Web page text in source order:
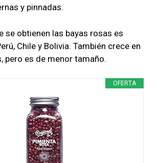
y pinnadas.
se obtienen las bayas rosas es
Chile y Bolivia. También crece en
pero es de menor tamaño.
OFERTA